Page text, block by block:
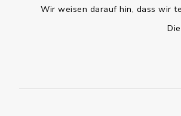
Wir weisen darauf hin, dass wir